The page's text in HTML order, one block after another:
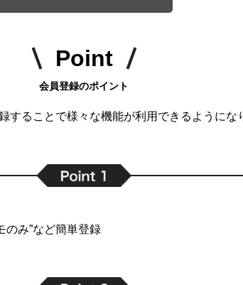
Point
会員登録のポイント
することで様々な機能が利用できるようにな
のみ”など簡単登録